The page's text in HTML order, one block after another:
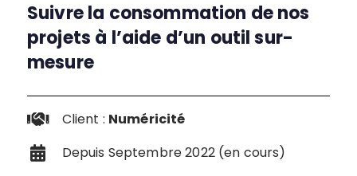
Suivre la consommation de nos
projets à l’aide d’un outil sur-
mesure
Client : Numéricité
Depuis Septembre 2022 (en cours)